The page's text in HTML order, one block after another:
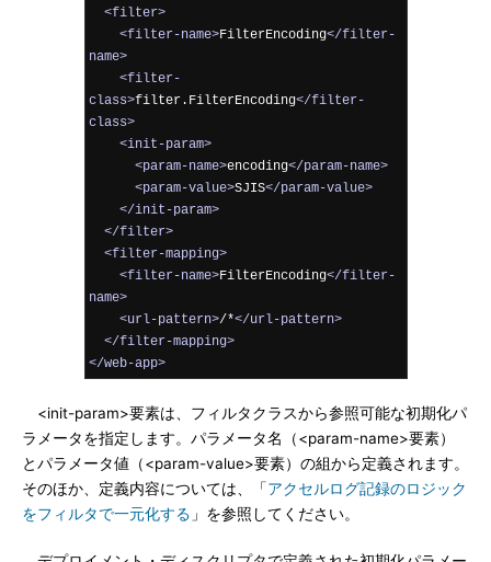
<filter>
<filter-name>FilterEncoding</filter-
name>
<filter-
class>filter.FilterEncoding</filter-
class>
<init-param>
<param-name>encoding</param-name>
<param-value>SJIS</param-value>
</init-param>
</filter>
<filter-mapping>
<filter-name>FilterEncoding</filter-
name>
<url-pattern>/*</url-pattern>
</filter-mapping>
</web-app>
<init-param>要素は、フィルタクラスから参照可能な初期化パ
ラメータを指定します。パラメータ名（<param-name>要素）
とパラメータ値（<param-value>要素）の組から定義されます。
そのほか、定義内容については、「アクセルログ記録のロジック
をフィルタで一元化する 」を参照してください。